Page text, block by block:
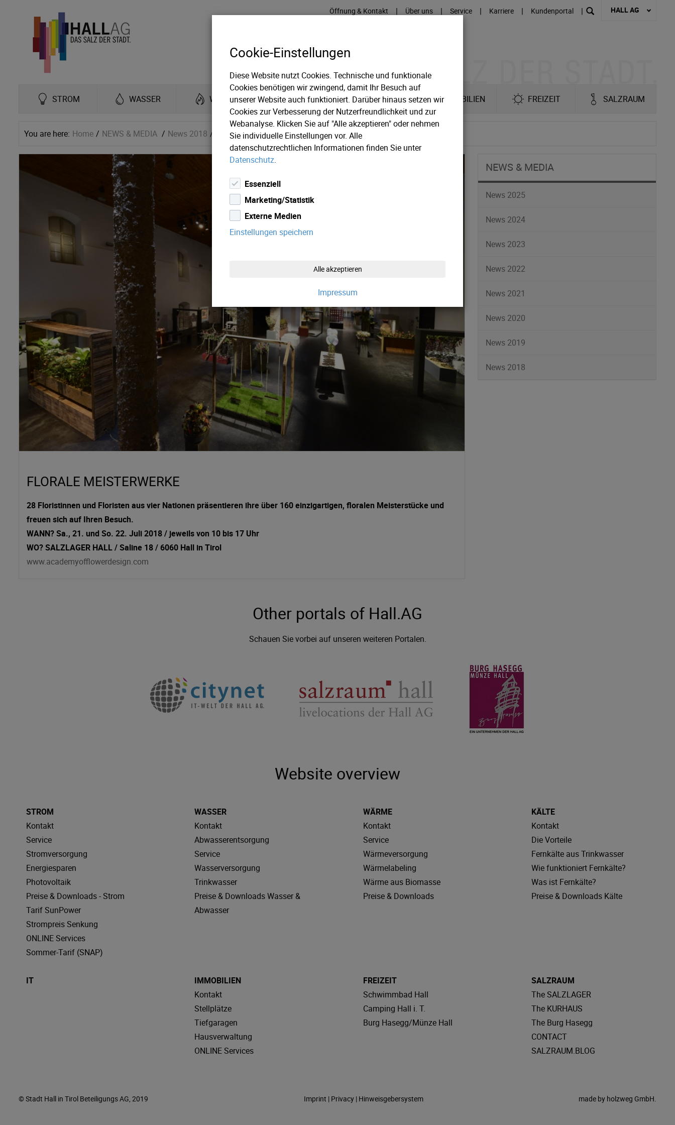
Öffnung & Kontakt | Über uns | Service | Karriere | Kundenportal | HALL AG
STROM WASSER WÄRME KÄLTE IT IMMOBILIEN FREIZEIT SALZRAUM
You are here: Home NEWS & MEDIA News 2018 TERMIN: 21. und 22. Juli 2018 / Floristen-Ausstellung
FLORALE MEISTERWERKE
28 Floristinnen und Floristen aus vier Nationen präsentieren ihre über 160 einzigartigen, floralen Meisterstücke und
freuen sich auf Ihren Besuch.
WANN? Sa., 21. und So. 22. Juli 2018 / jeweils von 10 bis 17 Uhr
WO? SALZLAGER HALL / Saline 18 / 6060 Hall in Tirol
www.academyofflowerdesign.com
NEWS & MEDIA
News 2025
News 2024
News 2023
News 2022
News 2021
News 2020
News 2019
News 2018
Other portals of Hall.AG
Schauen Sie vorbei auf unseren weiteren Portalen.
Website overview
STROM
Kontakt
Service
Stromversorgung
Energiesparen
Photovoltaik
Preise & Downloads - Strom
Tarif SunPower
Strompreis Senkung
ONLINE Services
Sommer-Tarif (SNAP)
WASSER
Kontakt
Abwasserentsorgung
Service
Wasserversorgung
Trinkwasser
Preise & Downloads Wasser &
Abwasser
WÄRME
Kontakt
Service
Wärmeversorgung
Wärmelabeling
Wärme aus Biomasse
Preise & Downloads
KÄLTE
Kontakt
Die Vorteile
Fernkälte aus Trinkwasser
Wie funktioniert Fernkälte?
Was ist Fernkälte?
Preise & Downloads Kälte
IT
IMMOBILIEN
Kontakt
Stellplätze
Tiefgaragen
Hausverwaltung
ONLINE Services
FREIZEIT
Schwimmbad Hall
Camping Hall i. T.
Burg Hasegg/Münze Hall
SALZRAUM
The SALZLAGER
The KURHAUS
The Burg Hasegg
CONTACT
SALZRAUM.BLOG
© Stadt Hall in Tirol Beteiligungs AG, 2019 Imprint | Privacy| Hinweisgebersystem made by holzweg GmbH.
Cookie-Einstellungen
Diese Website nutzt Cookies. Technische und funktionale
Cookies benötigen wir zwingend, damit Ihr Besuch auf
unserer Website auch funktioniert. Darüber hinaus setzen wir
Cookies zur Verbesserung der Nutzerfreundlichkeit und zur
Webanalyse. Klicken Sie auf "Alle akzeptieren" oder nehmen
Sie individuelle Einstellungen vor. Alle
datenschutzrechtlichen Informationen finden Sie unter
Datenschutz.
Essenziell
Marketing/Statistik
Externe Medien
Einstellungen speichern
Alle akzeptieren
Impressum